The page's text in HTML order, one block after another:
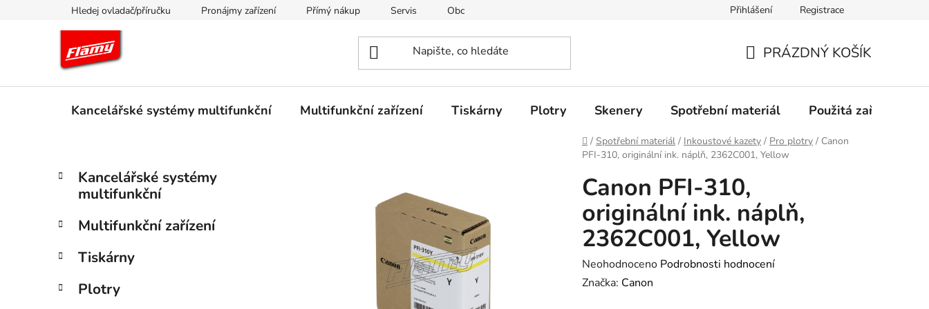
Hledej ovladač/příručku Pronájmy zařízení Přímý nákup Servis Obchodní podmínky Aktuality Ochrana osobních údajů
Přihlášení Registrace
KOŠÍK
PRÁZDNÝ KOŠÍK
Kancelářské systémy multifunkční Multifunkční zařízení Tiskárny Plotry Skenery Spotřební materiál Použitá zařízení
Domů
/ Spotřební materiál / Inkoustové kazety / Pro plotry / Canon
PFI-310, originální ink. náplň, 2362C001, Yellow
P
t
a
n
Přeskočit
kategorie
K
a
g
r
e
Kancelářské systémy
multifunkční
Multifunkční zařízení
Tiskárny
Plotry
Canon PFI-310,
originální ink. náplň,
2362C001, Yellow
Průměrné
hodnocení
Neohodnoceno Podrobnosti hodnocení
Značka: Canon